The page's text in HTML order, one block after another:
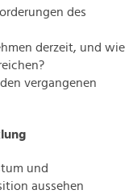
des
derzeit, und wie
vergangenen
und
aussehen